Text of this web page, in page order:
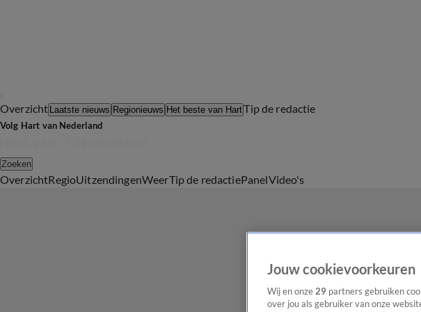
Overzicht Laatste nieuws Regionieuws Het beste van HartTip de redactie
Volg Hart van Nederland
Zoeken
OverzichtRegioUitzendingenWeerTip de redactiePanelVideo's
Jouw cookievoorkeuren
Wij en onze 29 partners gebruiken
over jou als gebruiker van onze